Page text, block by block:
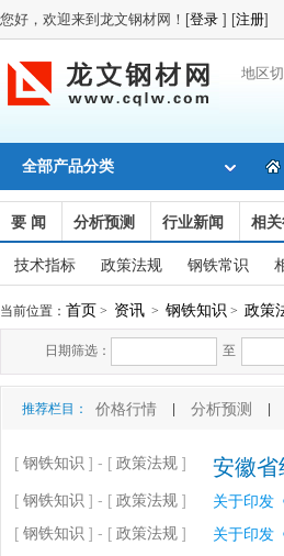
您好，欢迎来到龙文钢材网！[登录 ] [注册]
地区
全部产品分类
要 闻 分析预测 行业新闻 相
技术指标 政策法规 钢铁常识
当前位置： 首页 > 资讯 > 钢铁知识 > 政策
日期筛选： 至
推荐栏目： 价格行情 分析预测
[ 钢铁知识 ] - [ 政策法规 ] 安徽省
[ 钢铁知识 ] - [ 政策法规 ] 关于印发
[ 钢铁知识 ] - [ 政策法规 ] 关于印发